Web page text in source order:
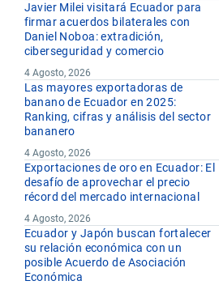
Javier Milei visitará Ecuador para
firmar acuerdos bilaterales con
Daniel Noboa: extradición,
ciberseguridad y comercio
4 Agosto, 2026
Las mayores exportadoras de
banano de Ecuador en 2025:
Ranking, cifras y análisis del sector
bananero
4 Agosto, 2026
Exportaciones de oro en Ecuador: El
desafío de aprovechar el precio
récord del mercado internacional
4 Agosto, 2026
Ecuador y Japón buscan fortalecer
su relación económica con un
posible Acuerdo de Asociación
Económica